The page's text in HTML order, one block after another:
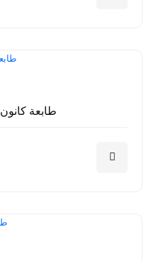
Canon PIXMA MG2540S - طابعة كانون